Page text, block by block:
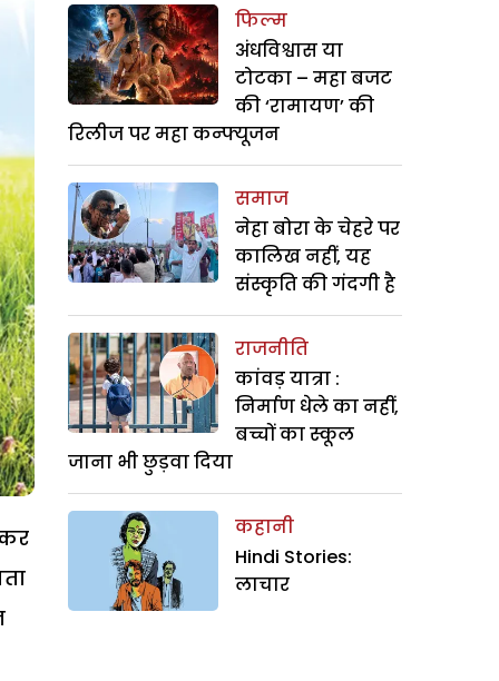
फिल्म
अंधविश्वास या
टोटका – महा बजट
की ‘रामायण’ की
रिलीज पर महा कन्फ्यूजन
समाज
नेहा बोरा के चेहरे पर
कालिख नहीं, यह
संस्कृति की गंदगी है
राजनीति
कांवड़ यात्रा :
निर्माण धेले का नहीं,
बच्चों का स्कूल
जाना भी छुड़वा दिया
कहानी
Hindi Stories:
लाचार